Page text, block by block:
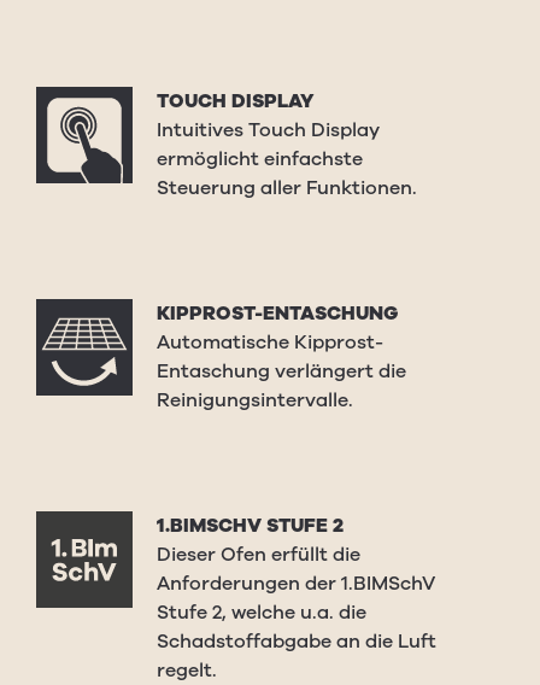
TOUCH DISPLAY
Intuitives Touch Display
ermöglicht einfachste
Steuerung aller Funktionen.
KIPPROST-ENTASCHUNG
Automatische Kipprost-
Entaschung verlängert die
Reinigungsintervalle.
1.BIMSCHV STUFE 2
Dieser Ofen erfüllt die
Anforderungen der 1.BIMSchV
Stufe 2, welche u.a. die
Schadstoffabgabe an die Luft
regelt.